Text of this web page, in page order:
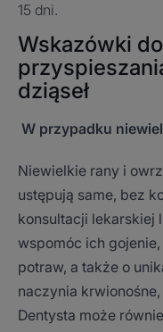
15 dni.
Wskazówki
dziąseł
W przypadku
Niewielkie rany i
ustępują same, bez
konsultacji lekarskiej
wspomóc ich
potraw, a także o
naczynia
Dentysta może